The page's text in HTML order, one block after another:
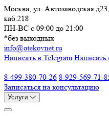
Москва, ул. Автозаводская
каб.218
ПН-ВС c 09:00 до 21:00
*без выходных
info@otekovnet.ru
Написать в Telegram
8-499-380-70-26 8-929-569-71-
Записаться на консультацию
Услуги